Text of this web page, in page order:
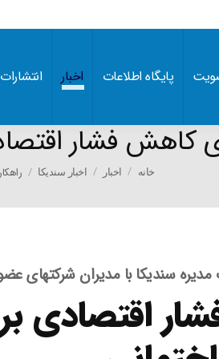
پایگاه اطلاعات اخبار انتشارات
کاهش فشار
You are here:
خانه اخبار اخبار سندیکا
سندیکا با مدیران شرکتهای
اقتصادی